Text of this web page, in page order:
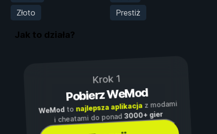
Złoto
Prestiż
Jak to działa?
Krok 1
Pobierz WeMod
WeModto najlepsza aplikacjaz modami
i cheatami do ponad3000+ gier